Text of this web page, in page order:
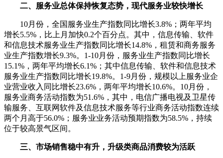
二、服务业总体保持恢复态势，现代服务业较快增长
10月份，全国服务业生产指数同比增长3.8%；两年平均
增长5.5%，比上月加快0.2个百分点。其中，信息传输、软件
和信息技术服务业生产指数同比增长14.8%，租赁和商务服务
业生产指数增长9.3%。1-10月份，服务业生产指数同比增长
15.1%，两年平均增长6.1%；其中信息传输、软件和信息技术
服务业生产指数同比增长19.8%。1-9月份，规模以上服务业企
业营业收入同比增长23.6%，两年平均增长10.6%。10月份，
服务业商务活动指数为51.6%，其中，电信广播电视及卫星传
输服务、互联网软件及信息技术服务等行业商务活动指数连续
两个月高于56.0%；服务业业务活动预期指数为58.5%，持续
位于较高景气区间。
三、市场销售稳中有升，升级类商品消费较为活跃